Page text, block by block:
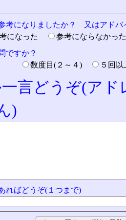
考になりましたか？ 又はアドバ
になった
参考にならなか
ですか？
た
数度目(２～４) ５回
言どうぞ(ア
)
ればどうぞ(１つまで)